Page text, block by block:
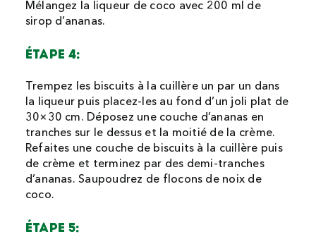
Mélangez la liqueur de coco avec 200 ml de
sirop d’ananas.
ÉTAPE 4:
Trempez les biscuits à la cuillère un par un dans
la liqueur puis placez-les au fond d’un joli plat de
30×30 cm. Déposez une couche d’ananas en
tranches sur le dessus et la moitié de la crème.
Refaites une couche de biscuits à la cuillère puis
de crème et terminez par des demi-tranches
d’ananas. Saupoudrez de flocons de noix de
coco.
ÉTAPE 5: